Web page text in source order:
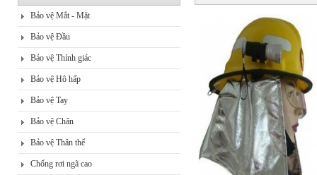
Bảo vệ Mắt - Mặt
Bảo vệ Đầu
Bảo vệ Thính giác
Bảo vệ Hô hấp
Bảo vệ Tay
Bảo vệ Chân
Bảo vệ Thân thể
Chống rơi ngã cao